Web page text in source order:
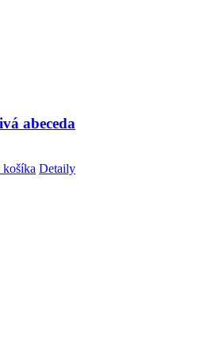
abeceda
Detaily